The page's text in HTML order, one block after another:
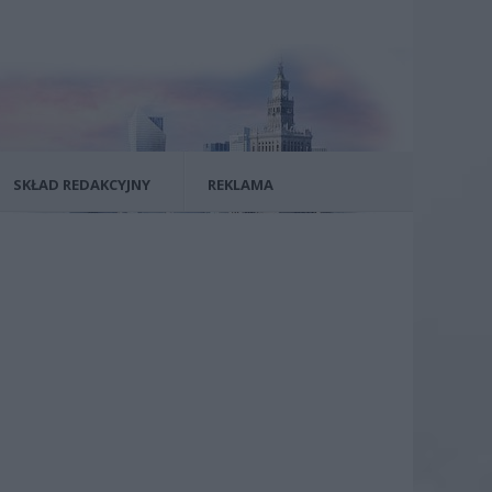
SKŁAD REDAKCYJNY REKLAMA